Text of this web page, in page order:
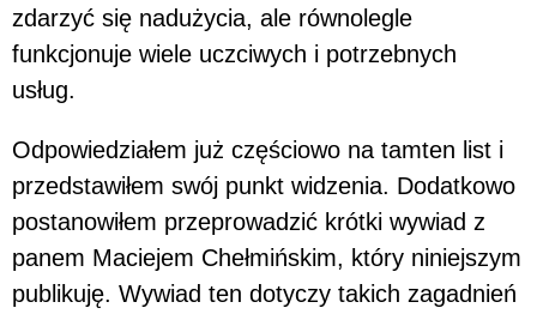
zdarzyć się nadużycia, ale równolegle
funkcjonuje wiele uczciwych i potrzebnych
usług.
Odpowiedziałem już częściowo na tamten list i
przedstawiłem swój punkt widzenia. Dodatkowo
postanowiłem przeprowadzić krótki wywiad z
panem Maciejem Chełmińskim, który niniejszym
publikuję. Wywiad ten dotyczy takich zagadnień